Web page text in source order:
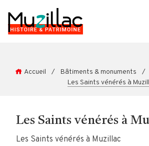
Accueil / Bâtiments & monuments /
Les Saints vénérés à
Les Saints vénérés à
Les Saints vénérés à Muzillac